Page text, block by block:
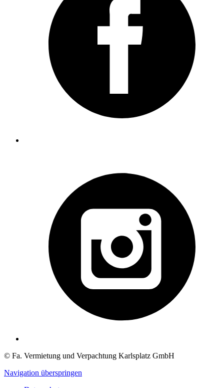
© Fa. Vermietung und Verpachtung Karlsplatz GmbH
Navigation überspringen